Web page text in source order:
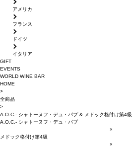
アメリカ
フランス
ドイツ
イタリア
GIFT
EVENTS
WORLD WINE BAR
HOME
>
全商品
>
A.O.C.- シャトーヌフ・デュ・パプ&
メドック格付け第4級
A.O.C.- シャトーヌフ・デュ・パプ
×
メドック格付け第4級
×